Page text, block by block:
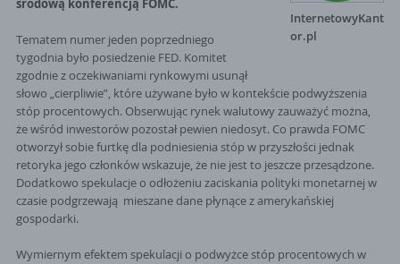
InternetowyKant
or.pl
środową konferencją FOMC.
Tematem numer jeden poprzedniego
tygodnia było posiedzenie FED. Komitet
zgodnie z oczekiwaniami rynkowymi usunął
słowo „cierpliwie”, które używane było w kontekście podwyższenia
stóp procentowych. Obserwując rynek walutowy zauważyć można,
że wśród inwestorów pozostał pewien niedosyt. Co prawda FOMC
otworzył sobie furtkę dla podniesienia stóp w przyszłości jednak
retoryka jego członków wskazuje, że nie jest to jeszcze przesądzone.
Dodatkowo spekulacje o odłożeniu zaciskania polityki monetarnej w
czasie podgrzewają mieszane dane płynące z amerykańskiej
gospodarki.
Wymiernym efektem spekulacji o podwyżce stóp procentowych w